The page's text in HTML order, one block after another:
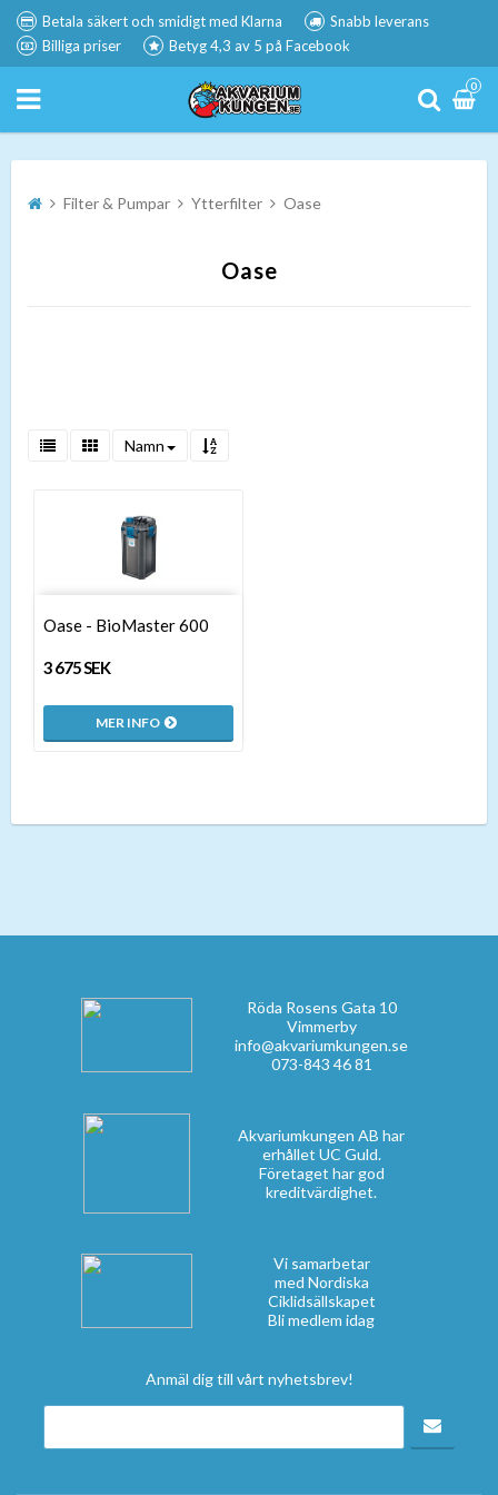
Betala säkert och smidigt med Klarna
Snabb leverans
Billiga priser
Betyg 4,3 av 5 på Facebook
0
Filter & Pumpar Ytterfilter Oase
Oase
Namn
Oase - BioMaster 600
3 675 SEK
MER INFO
Röda Rosens Gata 10
Vimmerby
info@akvariumkungen.se
073-843 46 81
Akvariumkungen AB har
erhållet UC Guld.
Företaget har god
kreditvärdighet.
Vi samarbetar
med Nordiska
Ciklidsällskapet
Bli medlem idag
Anmäl dig till vårt nyhetsbrev!